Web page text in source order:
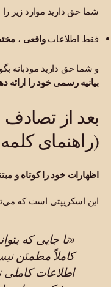
شما حق دارید موارد زیر را
فقط اطلاعاتواقعی ،
و شما حق دارید مودبانه
بیانیه رسمی خود را ارائه
بعد از
(راهنمای
اظهارات خود را کوتاه و
این اسکریپتی است که
«تا جایی که
کاملاً مطمئن
اطلاعات کاملی